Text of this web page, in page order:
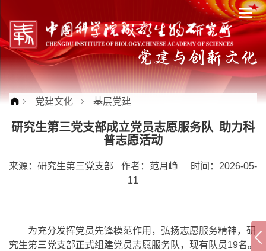
党建文化 基层党建
研究生第三党支部成立党员志愿服务队 助力科
普志愿活动
来源： 研究生第三党支部 作者： 范月峥
时间：2026-05-
11
为充分发挥党员先锋模范作用，弘扬志愿服务精神，研
究生第三党支部正式组建党员志愿服务队，现有队员19名。